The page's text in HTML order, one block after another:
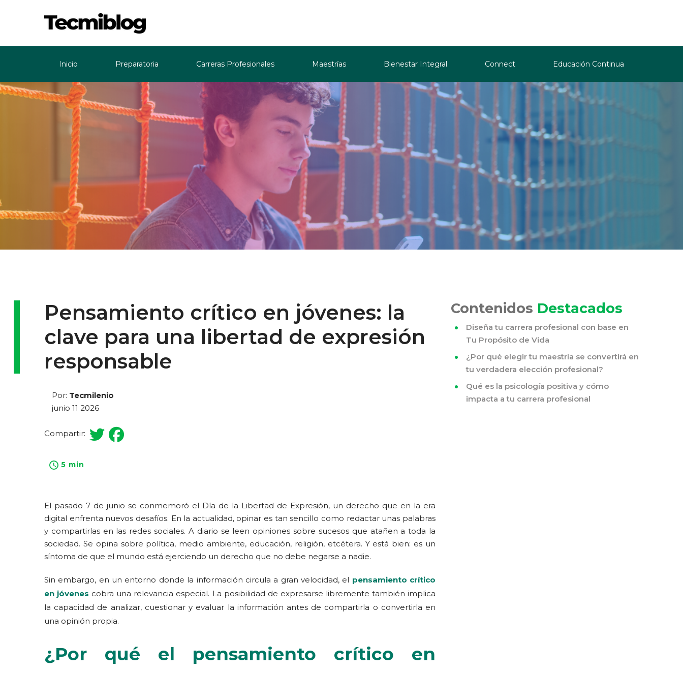
Inicio Preparatoria Carreras Profesionales Maestrías Bienestar Integral Connect Educación Continua
Pensamiento crítico en jóvenes: la
clave para una libertad de expresión
responsable
Por: Tecmilenio
junio 11 2026
Compartir:
5 min
El pasado 7 de junio se conmemoró el Día de la Libertad de Expresión, un derecho que en la era
digital enfrenta nuevos desafíos. En la actualidad, opinar es tan sencillo como redactar unas palabras
y compartirlas en las redes sociales. A diario se leen opiniones sobre sucesos que atañen a toda la
sociedad. Se opina sobre política, medio ambiente, educación, religión, etcétera. Y está bien: es un
síntoma de que el mundo está ejerciendo un derecho que no debe negarse a nadie.
Sin embargo, en un entorno donde la información circula a gran velocidad, el pensamiento crítico
en jóvenes cobra una relevancia especial. La posibilidad de expresarse libremente también implica
la capacidad de analizar, cuestionar y evaluar la información antes de compartirla o convertirla en
una opinión propia.
¿Por qué el pensamiento crítico en
Contenidos Destacados
Diseña tu carrera profesional con base en
Tu Propósito de Vida
¿Por qué elegir tu maestría se convertirá en
tu verdadera elección profesional?
Qué es la psicología positiva y cómo
impacta a tu carrera profesional